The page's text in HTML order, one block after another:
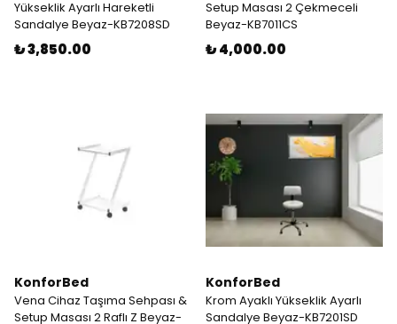
Yükseklik Ayarlı Hareketli
Sandalye Beyaz-KB7208SD
₺ 3,850.00
Setup Masası 2 Çekmeceli
Beyaz-KB7011CS
₺ 4,000.00
KonforBed
Vena Cihaz Taşıma Sehpası &
Setup Masası 2 Raflı Z Beyaz-
KonforBed
Krom Ayaklı Yükseklik Ayarlı
Sandalye Beyaz-KB7201SD